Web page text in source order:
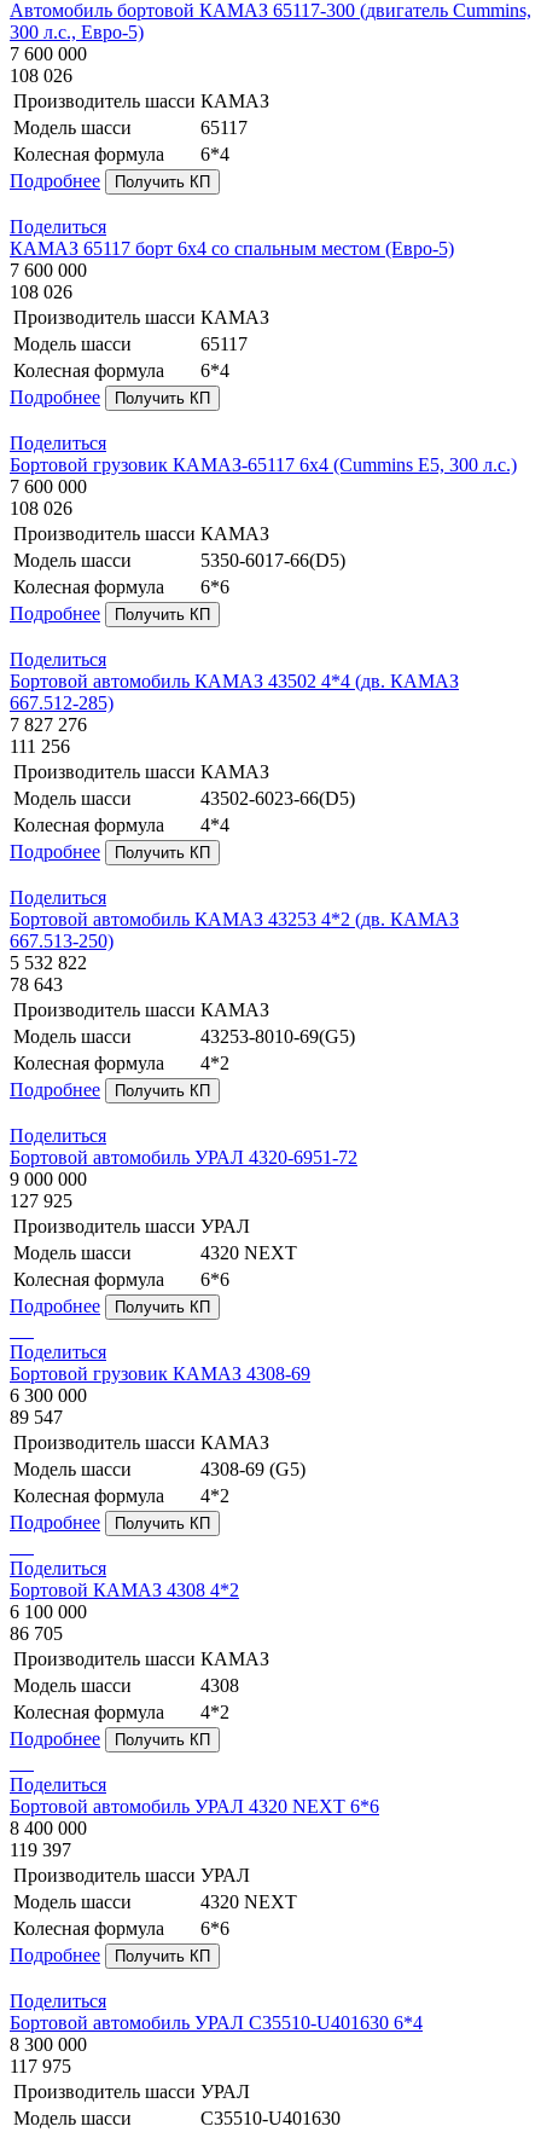
Автомобиль бортовой КАМАЗ 65117-300 (двигатель Cummins,
300 л.с., Евро-5)
7 600 000
108 026
Производитель шасси КАМАЗ
Модель шасси
65117
Колесная формула
6*4
Подробнее
Получить КП
Поделиться
КАМАЗ 65117 борт 6х4 со спальным местом (Евро-5)
7 600 000
108 026
Производитель шасси КАМАЗ
Модель шасси
65117
Колесная формула
6*4
Подробнее
Получить КП
Поделиться
Бортовой грузовик КАМАЗ-65117 6х4 (Cummins E5, 300 л.с.)
7 600 000
108 026
Производитель шасси КАМАЗ
Модель шасси
5350-6017-66(D5)
Колесная формула
6*6
Подробнее
Получить КП
Поделиться
Бортовой автомобиль КАМАЗ 43502 4*4 (дв. КАМАЗ
667.512-285)
7 827 276
111 256
Производитель шасси КАМАЗ
Модель шасси
43502-6023-66(D5)
Колесная формула
4*4
Подробнее
Получить КП
Поделиться
Бортовой автомобиль КАМАЗ 43253 4*2 (дв. КАМАЗ
667.513-250)
5 532 822
78 643
Производитель шасси КАМАЗ
Модель шасси
43253-8010-69(G5)
Колесная формула
4*2
Подробнее
Получить КП
Поделиться
Бортовой автомобиль УРАЛ 4320-6951-72
9 000 000
127 925
Производитель шасси УРАЛ
Модель шасси
4320 NEXT
Колесная формула
6*6
Подробнее
Получить КП
Поделиться
Бортовой грузовик КАМАЗ 4308-69
6 300 000
89 547
Производитель шасси КАМАЗ
Модель шасси
4308-69 (G5)
Колесная формула
4*2
Подробнее
Получить КП
Поделиться
Бортовой КАМАЗ 4308 4*2
6 100 000
86 705
Производитель шасси КАМАЗ
Модель шасси
4308
Колесная формула
4*2
Подробнее
Получить КП
Поделиться
Бортовой автомобиль УРАЛ 4320 NEXT 6*6
8 400 000
119 397
Производитель шасси УРАЛ
Модель шасси
4320 NEXT
Колесная формула
6*6
Подробнее
Получить КП
Поделиться
Бортовой автомобиль УРАЛ C35510-U401630 6*4
8 300 000
117 975
Производитель шасси УРАЛ
Модель шасси
C35510-U401630